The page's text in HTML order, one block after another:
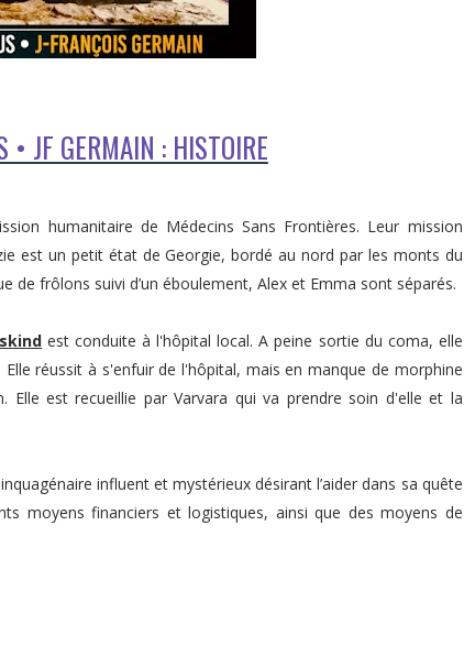
• JF GERMAIN : HISTOIRE
humanitaire de Médecins Sans Frontières. Leur mission
est un petit état de Georgie, bordé au nord par les monts du
de frôlons suivi d’un éboulement, Alex et Emma sont séparés.
est conduite à l'hôpital local. A peine sortie du coma, elle
réussit à s'enfuir de l'hôpital, mais en manque de morphine
est recueillie par Varvara qui va prendre soin d'elle et la
influent et mystérieux désirant l’aider dans sa quête
moyens financiers et logistiques, ainsi que des moyens de